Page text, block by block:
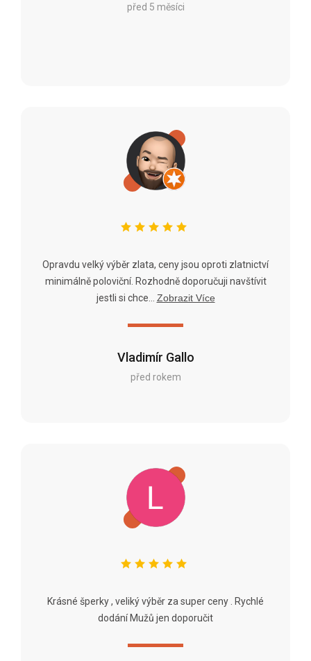
před 5 měsíci
Vladimír Gallo
před rokem
Opravdu velký výběr zlata, ceny jsou oproti zlatnictví
minimálně poloviční. Rozhodně doporučuji navštívit
jestli si chce...
Zobrazit Více
Krásné šperky , veliký výběr za super ceny . Rychlé
dodání Mužů jen doporučit